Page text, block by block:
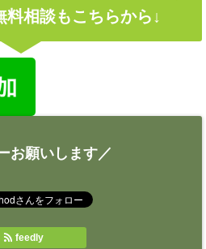
料相談もこちらから↓
お願いします／
feedly